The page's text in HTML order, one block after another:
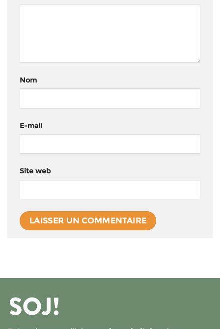
Nom
E-mail
Site web